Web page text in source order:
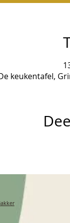
keukentafel,